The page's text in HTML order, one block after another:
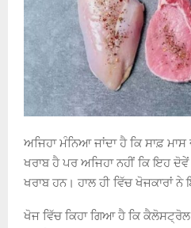
ਅਜਿਹਾ ਮੰਨਿਆ ਜਾਂਦਾ ਹੈ ਕਿ ਸਾਫ਼ ਮਾਸ
ਖਰਾਬ ਹੈ ਪਰ ਅਜਿਹਾ ਨਹੀਂ ਕਿ ਇਹ
ਖਰਾਬ ਹਨ। ਹਾਲ ਹੀ ਵਿੱਚ ਖੋਜਕਾਰਾਂ ਨੇ
ਖੋਜ ਵਿੱਚ ਕਿਹਾ ਗਿਆ ਹੈ ਕਿ